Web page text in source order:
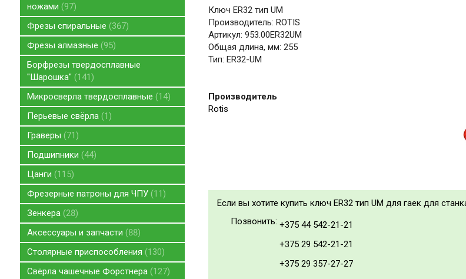
ножами 97
Фрезы спиральные 367
Фрезы алмазные 95
Борфрезы твердосплавные
"Шарошка" 141
Микросверла твердосплавные 14
Перьевые свёрла 1
Граверы 71
Подшипники 44
Цанги 115
Фрезерные патроны для ЧПУ 11
Зенкера 28
Аксессуары и запчасти 88
Столярные приспособления 130
Свёрла чашечные Форстнера 127
Ключ ER32 тип UM
Производитель: ROTIS
Артикул: 953.00ER32UM
Общая длина, мм: 255
Тип: ER32-UM
Производитель
Rotis
Если вы хотите купить ключ ER32 тип UM для гаек для
Позвонить: +375 44 542-21-21
+375 29 542-21-21
+375 29 357-27-27